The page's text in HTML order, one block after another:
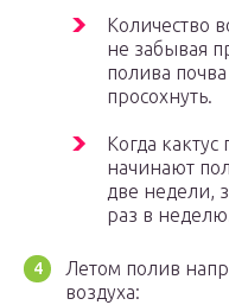
Количество
не забывая
полива
просохнуть.
Когда кактус
начинают
две недели,
раз в
Летом полив
воздуха: